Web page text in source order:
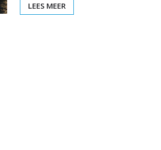
LEES MEER